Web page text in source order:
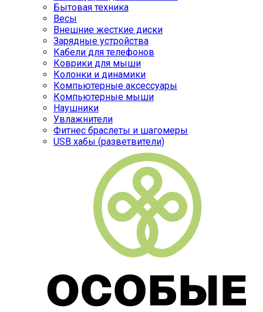
Бытовая техника
Весы
Внешние жесткие диски
Зарядные устройства
Кабели для телефонов
Коврики для мыши
Колонки и динамики
Компьютерные аксессуары
Компьютерные мыши
Наушники
Увлажнители
Фитнес браслеты и шагомеры
USB хабы (разветвители)